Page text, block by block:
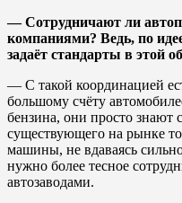
— Сотрудничают ли
компаниями? Ведь, по
задаёт стандарты в этой
— С такой координацией
большому счёту
бензина, они просто знают
существующего на рынке
машины, не вдаваясь
нужно более тесное
автозаводами.